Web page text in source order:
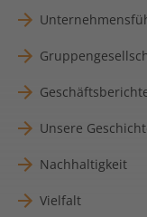
Unsere
Nachhaltigkeit
Vielfalt